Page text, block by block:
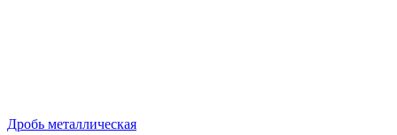
Дробь металлическая